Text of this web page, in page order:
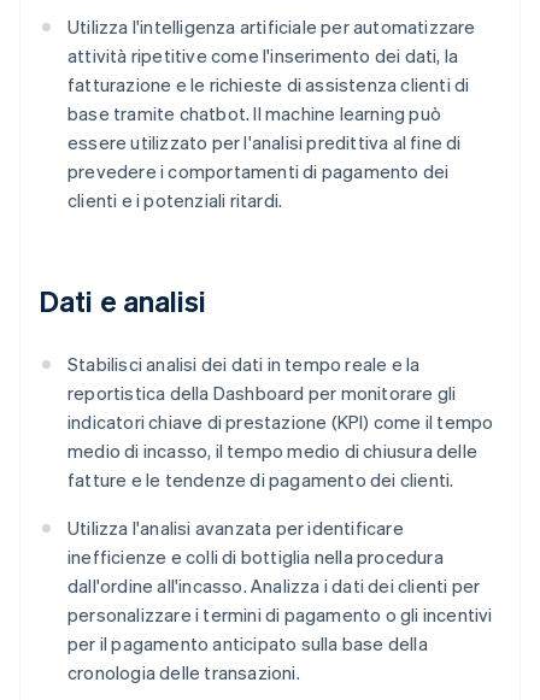
Utilizza l'intelligenza artificiale per automatizzare
attività ripetitive come l'inserimento dei dati, la
fatturazione e le richieste di assistenza clienti di
base tramite chatbot. Il machine learning può
essere utilizzato per l'analisi predittiva al fine di
prevedere i comportamenti di pagamento dei
clienti e i potenziali ritardi.
Dati e analisi
Stabilisci analisi dei dati in tempo reale e la
reportistica della Dashboard per monitorare gli
indicatori chiave di prestazione (KPI) come il tempo
medio di incasso, il tempo medio di chiusura delle
fatture e le tendenze di pagamento dei clienti.
Utilizza l'analisi avanzata per identificare
inefficienze e colli di bottiglia nella procedura
dall'ordine all'incasso. Analizza i dati dei clienti per
personalizzare i termini di pagamento o gli incentivi
per il pagamento anticipato sulla base della
cronologia delle transazioni.